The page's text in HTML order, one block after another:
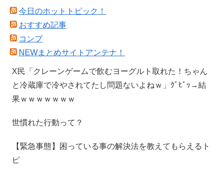
今日のホットトピック！
おすすめ記事
コンプ
NEWまとめサイトアンテナ！
X民「クレーンゲームで飲むヨーグルト取れた！ちゃん
と冷蔵庫で冷やされてたし問題ないよねｗ」ｸﾞﾋﾞｯ→結
果ｗｗｗｗｗｗｗ
世慣れた行動って？
【緊急事態】困っている事の解決法を教えてもらえるト
ピ